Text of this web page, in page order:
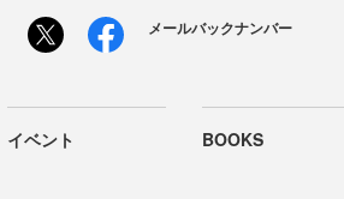
メールバックナンバー
イベント BOOKS